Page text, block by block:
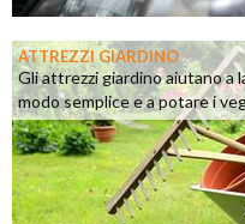
ATTREZZI GIARDINO
Gli attrezzi giardino aiutano a
modo semplice e a potare i